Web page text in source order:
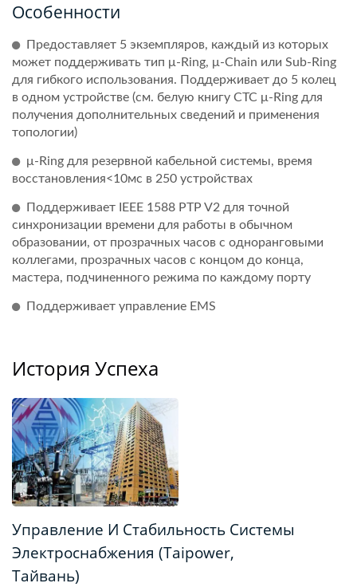
Особенности
Предоставляет 5 экземпляров, каждый из которых
может поддерживать тип μ-Ring, μ-Chain или Sub-Ring
для гибкого использования. Поддерживает до 5 колец
в одном устройстве (см. белую книгу CTC μ-Ring для
получения дополнительных сведений и применения
топологии)
μ-Ring для резервной кабельной системы, время
восстановления<10мс в 250 устройствах
Поддерживает IEEE 1588 PTP V2 для точной
синхронизации времени для работы в обычном
образовании, от прозрачных часов с одноранговыми
коллегами, прозрачных часов с концом до конца,
мастера, подчиненного режима по каждому порту
Поддерживает управление EMS
История Успеха
Управление И Стабильность Системы
Электроснабжения (Taipower,
Тайвань)